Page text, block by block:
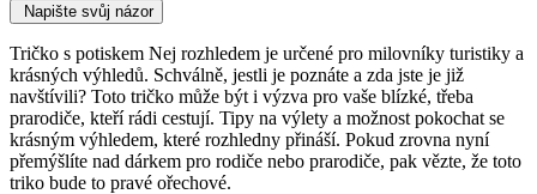
Napište svůj názor
Tričko s potiskem Nej rozhledem je určené pro milovníky turistiky a
krásných výhledů. Schválně, jestli je poznáte a zda jste je již
navštívili? Toto tričko může být i výzva pro vaše blízké, třeba
prarodiče, kteří rádi cestují. Tipy na výlety a možnost pokochat se
krásným výhledem, které rozhledny přináší. Pokud zrovna nyní
přemýšlíte nad dárkem pro rodiče nebo prarodiče, pak vězte, že toto
triko bude to pravé ořechové.